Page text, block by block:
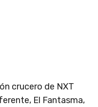
crucero de NXT
El Fantasma,